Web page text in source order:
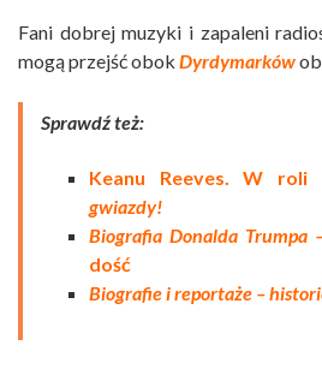
Fani dobrej muzyki i zapaleni
mogą przejść obok Dyrdymarków
Sprawdź też:
Keanu Reeves. W roli
gwiazdy!
Biografia Donalda Trumpa
dość
Biografie i reportaże –